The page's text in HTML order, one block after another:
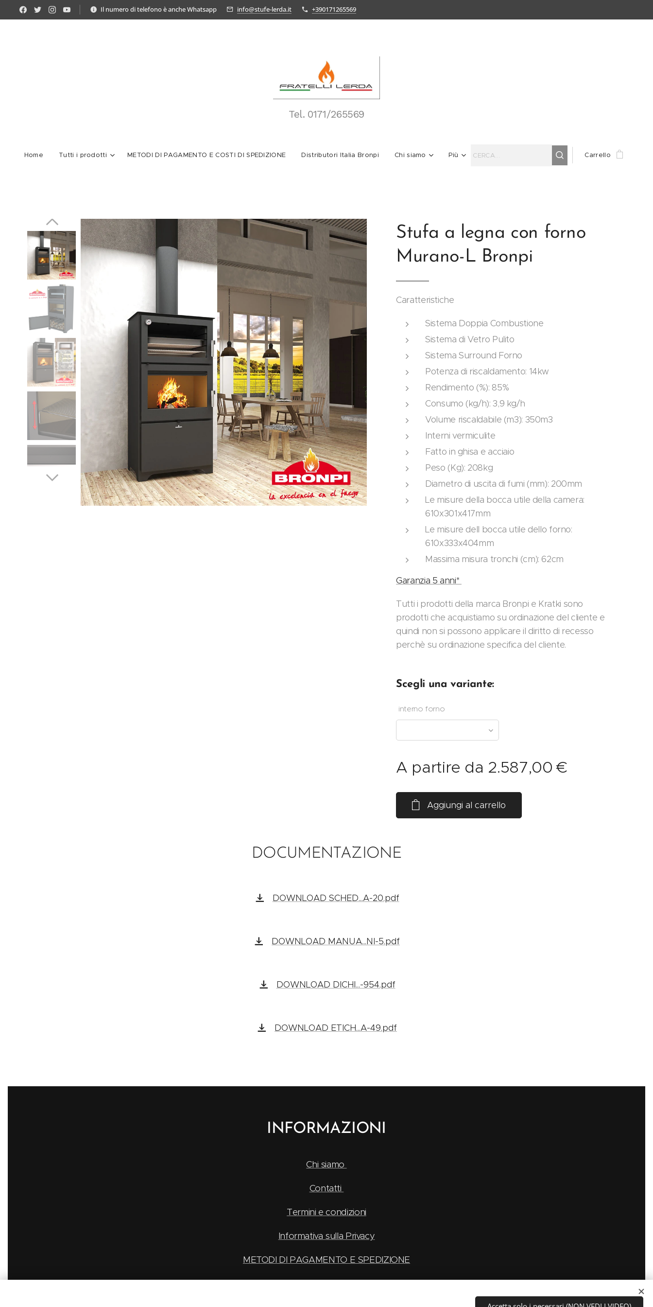
Il numero di telefono è anche Whatsapp info@stufe-lerda.it +390171265569
Tel. 0171/265569
Home Tutti i prodotti METODI DI PAGAMENTO E COSTI DI SPEDIZIONE Distributori Italia Bronpi Chi siamo Più Carrello
Stufa a legna con forno
Murano-L Bronpi
Caratteristiche
Sistema Doppia Combustione
Sistema di Vetro Pulito
Sistema Surround Forno
Potenza di riscaldamento: 14kw
Rendimento (%): 85%
Consumo (kg/h): 3,9 kg/h
Volume riscaldabile (m3): 350m3
Interni vermiculite
Fatto in ghisa e acciaio
Peso (Kg): 208kg
Diametro di uscita di fumi (mm): 200mm
Le misure della bocca utile della camera:
610x301x417mm
Le misure dell bocca utile dello forno:
610x333x404mm
Massima misura tronchi (cm): 62cm
Garanzia 5 anni*
Tutti i prodotti della marca Bronpi e Kratki sono
prodotti che acquistiamo su ordinazione del cliente e
quindi non si possono applicare il diritto di recesso
perchè su ordinazione specifica del cliente.
Scegli una variante:
interno forno
A partire da 2.587,00 €
Aggiungi al carrello
DOCUMENTAZIONE
DOWNLOAD SCHED...A-20.pdf
DOWNLOAD MANUA...NI-5.pdf
DOWNLOAD DICHI...-954.pdf
DOWNLOAD ETICH...A-49.pdf
INFORMAZIONI
Chi siamo
Contatti
Termini e condizioni
Informativa sulla Privacy
METODI DI PAGAMENTO E SPEDIZIONE